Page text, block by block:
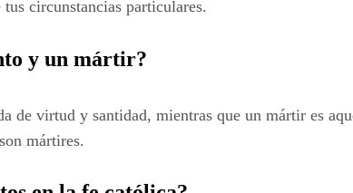
tus circunstancias particulares.
y un mártir?
de virtud y santidad, mientras que un mártir es
mártires.